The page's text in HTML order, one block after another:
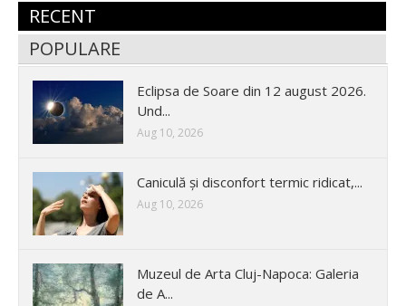
RECENT
POPULARE
Eclipsa de Soare din 12 august 2026.
Und...
Aug 10, 2026
Caniculă și disconfort termic ridicat,...
Aug 10, 2026
Muzeul de Arta Cluj-Napoca: Galeria
de A...